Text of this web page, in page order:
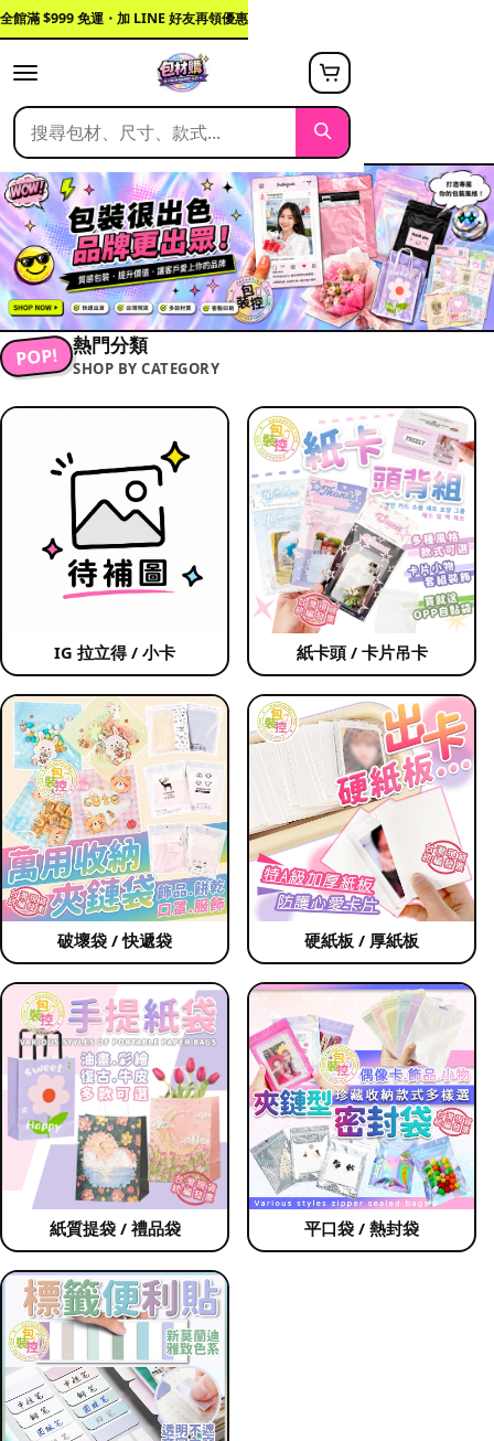
全館滿 $999 免運・加 LINE 好友再領優惠
POP! 熱門分類
SHOP BY CATEGORY
IG 拉立得 / 小卡 紙卡頭 / 卡片吊卡
破壞袋 / 快遞袋 硬紙板 / 厚紙板
紙質提袋 / 禮品袋 平口袋 / 熱封袋